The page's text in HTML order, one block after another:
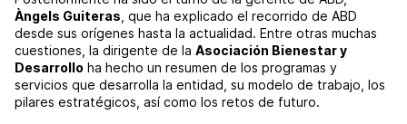
Àngels Guiteras , que ha explicado el recorrido de ABD
desde sus orígenes hasta la actualidad. Entre otras muchas
cuestiones, la dirigente de la Asociación Bienestar y
Desarrollo ha hecho un resumen de los programas y
servicios que desarrolla la entidad, su modelo de trabajo, los
pilares estratégicos, así como los retos de futuro.